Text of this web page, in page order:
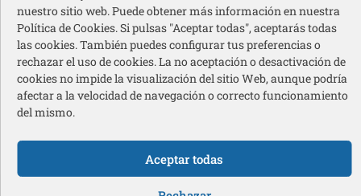
nuestro sitio web. Puede obtener más información en nuestra
Política de Cookies. Si pulsas "Aceptar todas", aceptarás todas
las cookies. También puedes configurar tus preferencias o
rechazar el uso de cookies. La no aceptación o desactivación de
cookies no impide la visualización del sitio Web, aunque podría
afectar a la velocidad de navegación o correcto funcionamiento
del mismo.
Aceptar todas
Ayuntamiento de Pamplona
Acción Social Caja Rural de Navarra